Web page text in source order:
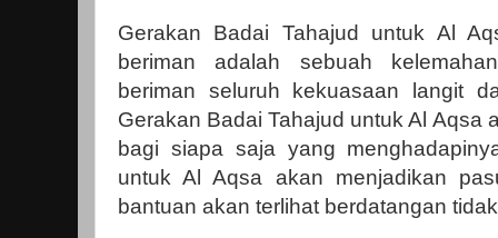
Gerakan Badai Tahajud untuk Al
beriman adalah sebuah
beriman seluruh kekuasaan langit
Gerakan Badai Tahajud untuk Al Aqsa
bagi siapa saja yang
untuk Al Aqsa akan menjadikan
bantuan akan terlihat berdatangan